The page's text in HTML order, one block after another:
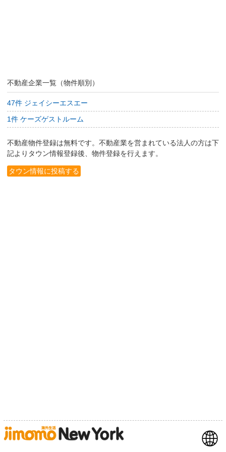
不動産企業一覧（物件順別）
47件 ジェイシーエスエー
1件 ケーズゲストルーム
不動産物件登録は無料です。不動産業を営まれている法人の方は下
記よりタウン情報登録後、物件登録を行えます。
タウン情報に投稿する